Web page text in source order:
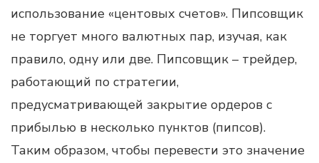
использование «центовых счетов». Пипсовщик
не торгует много валютных пар, изучая, как
правило, одну или две. Пипсовщик – трейдер,
работающий по стратегии,
предусматривающей закрытие ордеров с
прибылью в несколько пунктов (пипсов).
Таким образом, чтобы перевести это значение